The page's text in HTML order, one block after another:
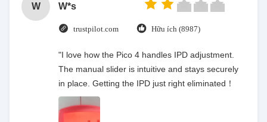
W W*s
trustpilot.com Hữu ích (8987)
"I love how the Pico 4 handles IPD adjustment.
The manual slider is intuitive and stays securely
in place. Getting the IPD just right eliminated！